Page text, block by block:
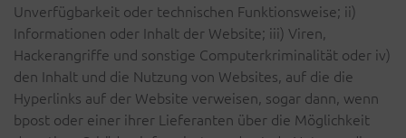
Unverfügbarkeit oder technischen Funktionsweise; ii)
Informationen oder Inhalt der Website; iii) Viren,
Hackerangriffe und sonstige Computerkriminalität oder iv)
den Inhalt und die Nutzung von Websites, auf die die
Hyperlinks auf der Website verweisen, sogar dann, wenn
bpost oder einer ihrer Lieferanten über die Möglichkeit